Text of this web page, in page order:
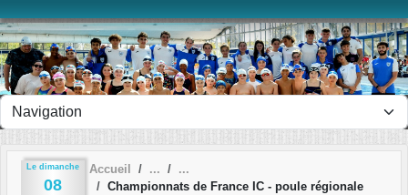
Le dimanche
08
Accueil
Championnats de France IC - poule régionale